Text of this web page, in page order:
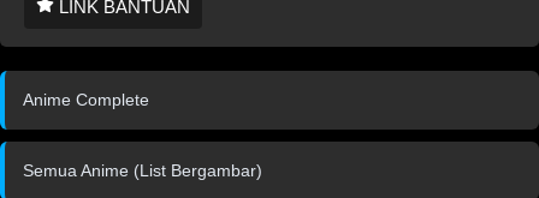
LINK BANTUAN
Anime Complete
Semua Anime (List Bergambar)